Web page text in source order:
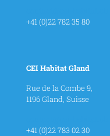
+41 (0)22 782 35 80
CEI Habitat Gland
Rue de la Combe 9,
1196 Gland, Suisse
+41 (0)22 783 02 30